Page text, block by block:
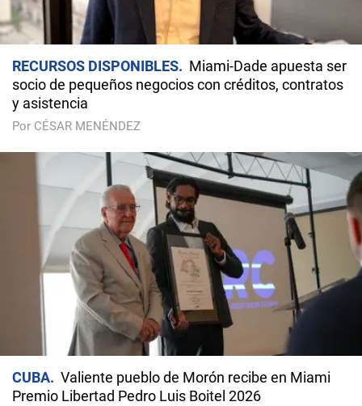
RECURSOS DISPONIBLES
Miami-Dade apuesta ser
socio de pequeños negocios con créditos, contratos
y asistencia
Por CÉSAR MENÉNDEZ
CUBA
Valiente pueblo de Morón recibe en Miami
Premio Libertad Pedro Luis Boitel 2026